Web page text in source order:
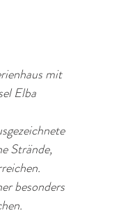
mit
Elba
Strände,
besonders